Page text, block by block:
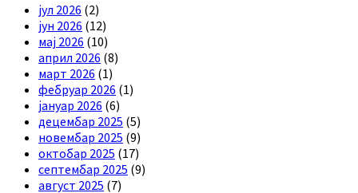
јул 2026 (2)
јун 2026 (12)
мај 2026 (10)
април 2026 (8)
март 2026 (1)
фебруар 2026 (1)
јануар 2026 (6)
децембар 2025 (5)
новембар 2025 (9)
октобар 2025 (17)
септембар 2025 (9)
август 2025 (7)